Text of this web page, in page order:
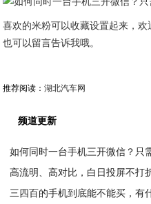
喜欢的米粉可以收藏设置起来，欢
也可以留言告诉我哦。
推荐阅读：湖北汽车网
频道更新
如何同时一台手机三开微信？只
高流明、高对比，白日投屏不打
三四百的手机到底能不能买，有